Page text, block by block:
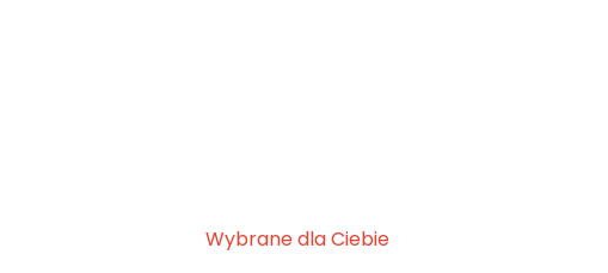
Wybrane dla Ciebie